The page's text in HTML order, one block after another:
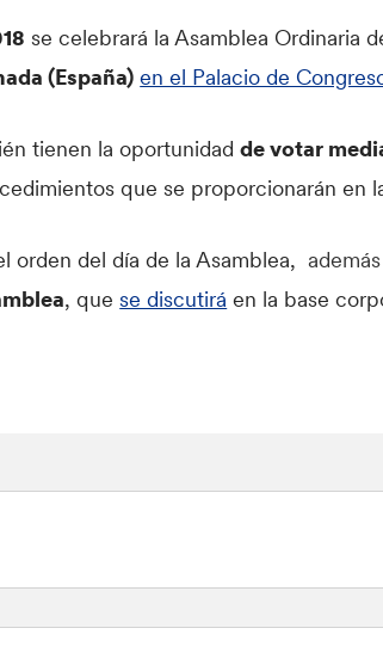
se celebrará la Asamblea Ordinaria
(España) en el Palacio de
tienen la oportunidadde votar
que se proporcionarán en
orden del día de la Asamblea,
, quese discutirá en la base